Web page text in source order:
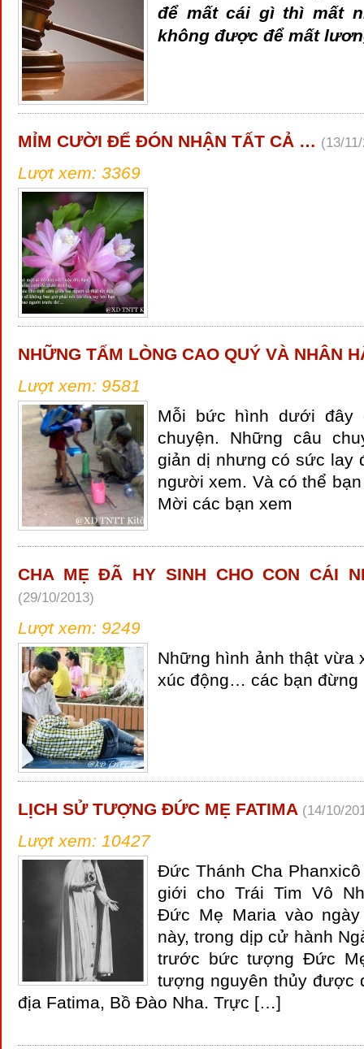
để mất cái gì thì mất
không được để mất
MỈM CƯỜI ĐỂ ĐÓN NHẬN TẤT CẢ … (13/
Lượt xem: 3369
NHỮNG TẤM LÒNG CAO QUÝ VÀ NHÂN
Lượt xem: 9581
Mỗi bức hình dưới đây
chuyện. Những câu
giản dị nhưng có sức lay
người xem. Và có thể
Mời các bạn xem
CHA MẸ ĐÃ HY SINH CHO CON CÁI
(29/10/2013)
Lượt xem: 9249
Những hình ảnh thật vừa
xúc động… các bạn
LỊCH SỬ TƯỢNG ĐỨC MẸ FATIMA (14/10/
Lượt xem: 10427
Đức Thánh Cha
giới cho Trái Tim Vô
Đức Mẹ Maria vào
này, trong dịp cử hành
trước bức tượng Đức
tượng nguyên thủy được
địa Fatima, Bồ Đào Nha. Trực […]